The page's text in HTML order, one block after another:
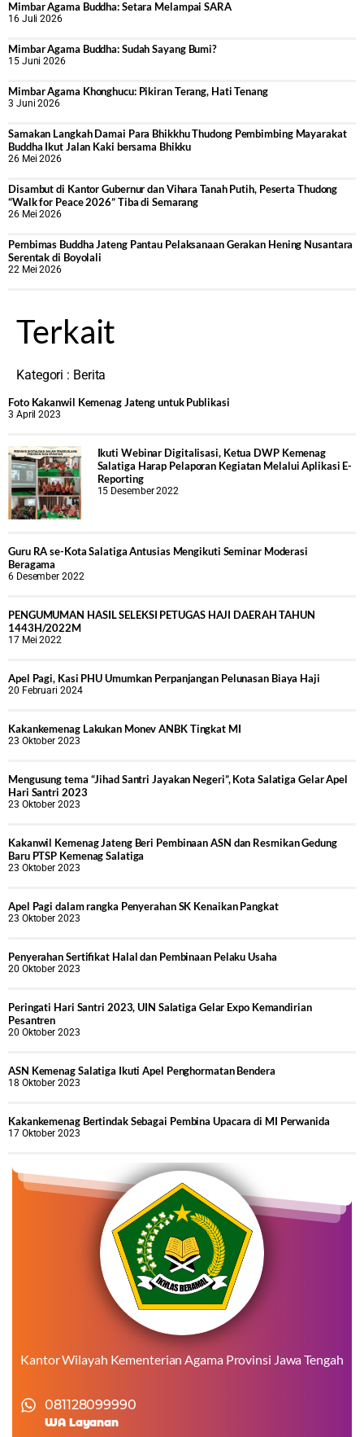
Mimbar Agama Buddha: Setara Melampai SARA
16 Juli 2026
Mimbar Agama Buddha: Sudah Sayang Bumi?
15 Juni 2026
Mimbar Agama Khonghucu: Pikiran Terang, Hati Tenang
3 Juni 2026
Samakan Langkah Damai Para Bhikkhu Thudong Pembimbing Mayarakat
Buddha Ikut Jalan Kaki bersama Bhikku
26 Mei 2026
Disambut di Kantor Gubernur dan Vihara Tanah Putih, Peserta Thudong
“Walk for Peace 2026” Tiba di Semarang
26 Mei 2026
‎Pembimas Buddha Jateng Pantau Pelaksanaan Gerakan Hening Nusantara
Serentak di Boyolali
22 Mei 2026
Terkait
Kategori : Berita
Foto Kakanwil Kemenag Jateng untuk Publikasi
3 April 2023
Ikuti Webinar Digitalisasi, Ketua DWP Kemenag
Salatiga Harap Pelaporan Kegiatan Melalui Aplikasi E-
Reporting
15 Desember 2022
Guru RA se-Kota Salatiga Antusias Mengikuti Seminar Moderasi
Beragama
6 Desember 2022
PENGUMUMAN HASIL SELEKSI PETUGAS HAJI DAERAH TAHUN
1443H/2022M
17 Mei 2022
Apel Pagi, Kasi PHU Umumkan Perpanjangan Pelunasan Biaya Haji
20 Februari 2024
Kakankemenag Lakukan Monev ANBK Tingkat MI
23 Oktober 2023
Mengusung tema “Jihad Santri Jayakan Negeri”, Kota Salatiga Gelar Apel
Hari Santri 2023
23 Oktober 2023
Kakanwil Kemenag Jateng Beri Pembinaan ASN dan Resmikan Gedung
Baru PTSP Kemenag Salatiga
23 Oktober 2023
Apel Pagi dalam rangka Penyerahan SK Kenaikan Pangkat
23 Oktober 2023
Penyerahan Sertifikat Halal dan Pembinaan Pelaku Usaha
20 Oktober 2023
Peringati Hari Santri 2023, UIN Salatiga Gelar Expo Kemandirian
Pesantren
20 Oktober 2023
ASN Kemenag Salatiga Ikuti Apel Penghormatan Bendera
18 Oktober 2023
Kakankemenag Bertindak Sebagai Pembina Upacara di MI Perwanida
17 Oktober 2023
Kantor Wilayah Kementerian Agama Provinsi Jawa Tengah
081128099990
WA Layanan